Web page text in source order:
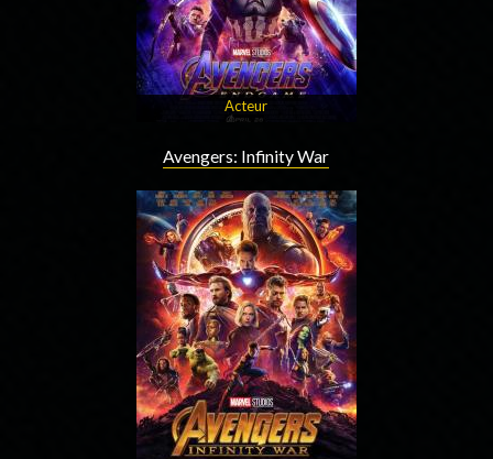
Acteur
Avengers: Infinity War